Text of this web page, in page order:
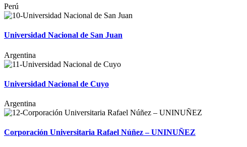
Perú
Universidad Nacional de San Juan
Argentina
Universidad Nacional de Cuyo
Argentina
Corporación Universitaria Rafael Núñez – UNINUÑEZ